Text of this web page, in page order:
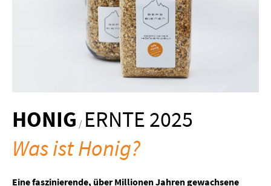
HONIG / ERNTE 2025
Was ist Honig?
Eine faszinierende, über Millionen Jahren gewachsene